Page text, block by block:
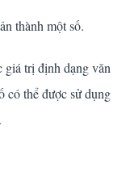
thành một số.
giá trị định dạng văn
có thể được sử dụng